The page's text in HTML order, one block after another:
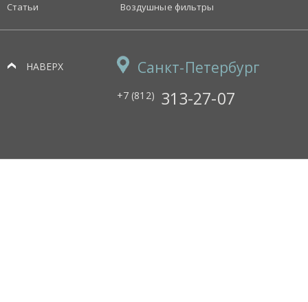
Статьи
Воздушные фильтры
НАВЕРХ Санкт-Петербург
+7 (812) 313-27-07